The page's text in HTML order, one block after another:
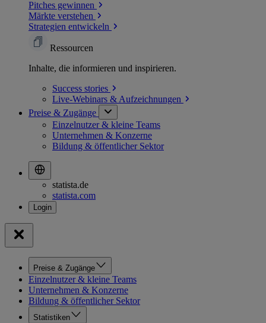
Pitches gewinnen
Märkte verstehen
Strategien entwickeln
Ressourcen
Inhalte, die informieren und inspirieren.
Success stories
Live-Webinars & Aufzeichnungen
Preise & Zugänge
Einzelnutzer & kleine Teams
Unternehmen & Konzerne
Bildung & öffentlicher Sektor
statista.de
statista.com
Preise & Zugänge
Einzelnutzer & kleine Teams
Unternehmen & Konzerne
Bildung & öffentlicher Sektor
Statistiken